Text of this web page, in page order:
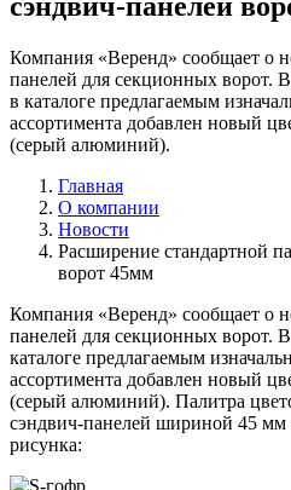
сэндвич-панелей
Компания «Веренд» сообщает о
панелей для секционных
в каталоге предлагаемым
ассортимента добавлен новый
(серый алюминий).
Главная
О компании
Новости
Расширение стандартной
ворот 45мм
Компания «Веренд» сообщает о
панелей для секционных ворот.
каталоге предлагаемым
ассортимента добавлен новый
(серый алюминий). Палитра
сэндвич-панелей шириной 45
рисунка: